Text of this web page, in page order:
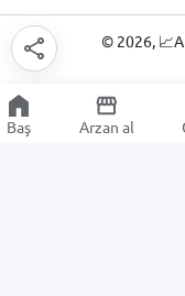
© 2026,
Baş Arzan al